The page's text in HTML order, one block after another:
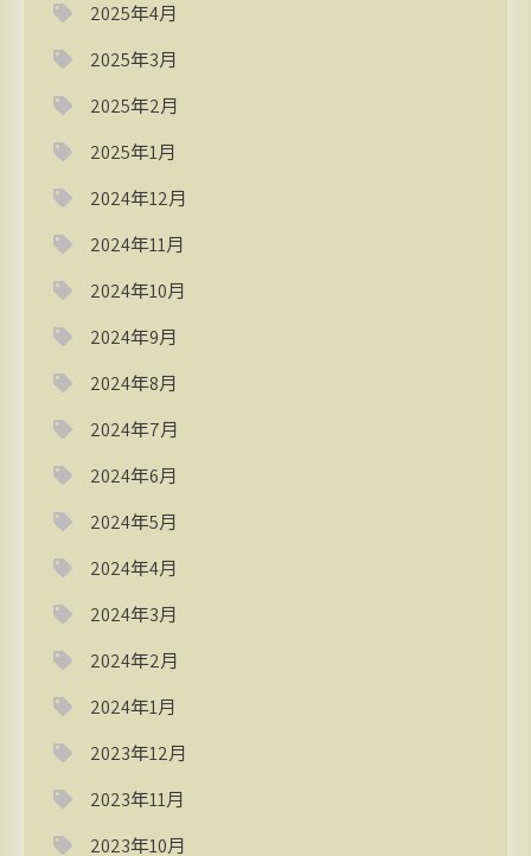
2025年4月
2025年3月
2025年2月
2025年1月
2024年12月
2024年11月
2024年10月
2024年9月
2024年8月
2024年7月
2024年6月
2024年5月
2024年4月
2024年3月
2024年2月
2024年1月
2023年12月
2023年11月
2023年10月